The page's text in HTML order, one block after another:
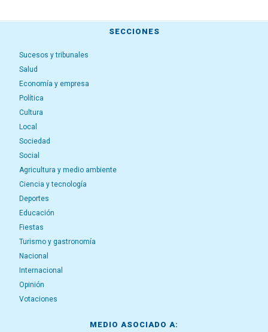
SECCIONES
Sucesos y tribunales
Salud
Economía y empresa
Política
Cultura
Local
Sociedad
Social
Agricultura y medio ambiente
Ciencia y tecnología
Deportes
Educación
Fiestas
Turismo y gastronomía
Nacional
Internacional
Opinión
Votaciones
MEDIO ASOCIADO A: